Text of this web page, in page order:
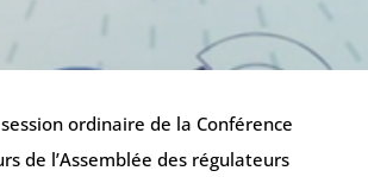
ordinaire de la Conférence
de l’Assemblée des régulateurs